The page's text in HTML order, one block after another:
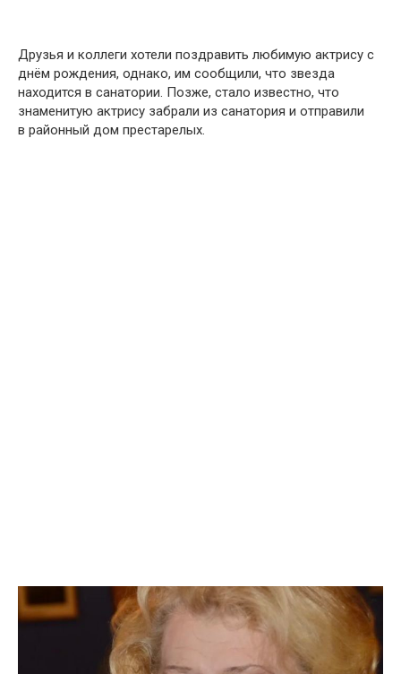
Друзья и коллеги хотели поздравить любимую актрису с
днём рождения, однако, им сообщили, что звезда
находится в санатории. Позже, стало известно, что
знаменитую актрису забрали из санатория и отправили
в районный дом престарелых.